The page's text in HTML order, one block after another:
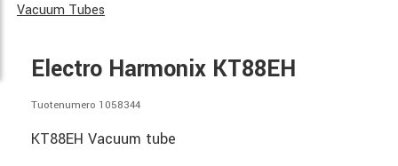
Vacuum Tubes
Electro Harmonix KT88EH
Tuotenumero 1058344
KT88EH Vacuum tube